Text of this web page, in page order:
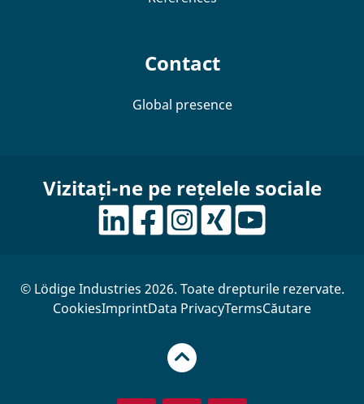
Contact
Global presence
Vizitați-ne pe rețelele sociale
© Lödige Industries 2026. Toate drepturile rezervate.
CookiesImprintData PrivacyTermsCăutare